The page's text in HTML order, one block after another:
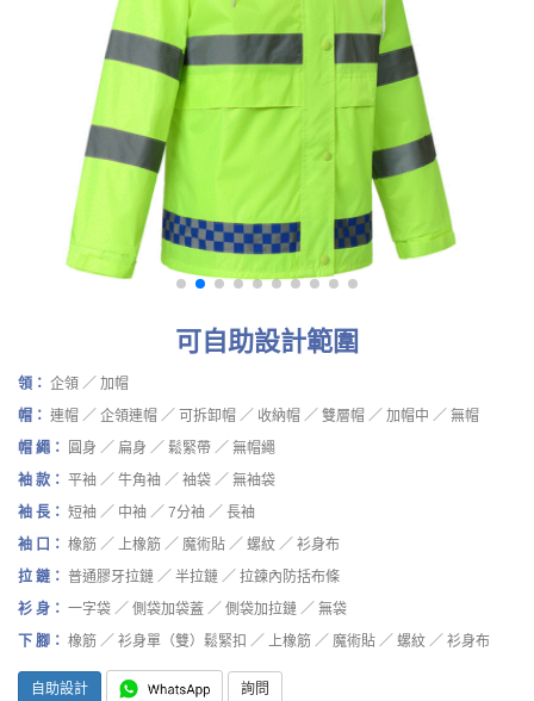
可自助設計範圍
領： 企領 ／ 加帽
帽： 連帽 ／ 企領連帽 ／ 可拆卸帽 ／ 收納帽 ／ 雙層帽 ／ 加帽中 ／ 無帽
帽 繩：
圓身 ／ 扁身 ／ 鬆緊帶 ／ 無帽繩
袖 款： 平袖 ／ 牛角袖 ／ 袖袋 ／ 無袖袋
袖 長： 短袖 ／ 中袖 ／ 7分袖 ／ 長袖
袖 口： 橡筋 ／ 上橡筋 ／ 魔術貼 ／ 螺紋 ／ 衫身布
拉 鏈： 普通膠牙拉鏈 ／ 半拉鏈 ／ 拉鍊內防括布條
衫 身： 一字袋 ／ 側袋加袋蓋 ／ 側袋加拉鏈 ／ 無袋
下 腳： 橡筋 ／ 衫身單（雙）鬆緊扣 ／ 上橡筋 ／ 魔術貼 ／ 螺紋 ／ 衫身布
自助設計 詢問